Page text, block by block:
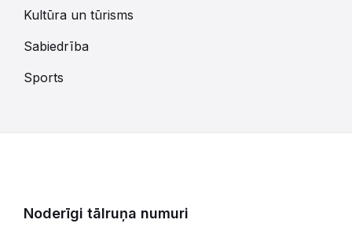
Kultūra un tūrisms
Sabiedrība
Sports
Noderīgi tālruņa numuri